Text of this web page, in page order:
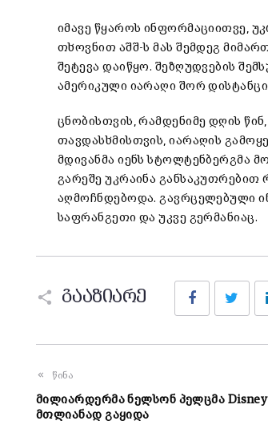
იმავე წყაროს ინფორმაციითვე,
თხოვნით აშშ-ს მას შემდეგ
შეტევა დაიწყო. შეზღუდვების
ამერიკული იარაღი შორ
ცნობისთვის, რამდენიმე დღის
თავდასხმისთვის, იარაღის
მდივანმა იენს სტოლტენბერგმა
გარეშე უკრაინა
აღმოჩნდებოდა. გავრცელებული
საფრანგეთი და უკვე გერმანიაც.
გააზიარე
Facebook
წინა
მილიარდერმა ნელსონ პელცმა
მთლიანად გაყიდა